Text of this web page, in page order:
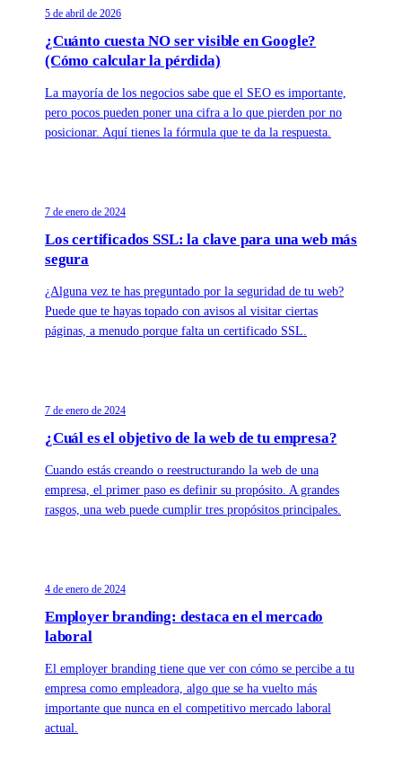
5 de abril de 2026
¿Cuánto cuesta NO ser visible en Google?
(Cómo calcular la pérdida)
La mayoría de los negocios sabe que el SEO es importante,
pero pocos pueden poner una cifra a lo que pierden por no
posicionar. Aquí tienes la fórmula que te da la respuesta.
7 de enero de 2024
Los certificados SSL: la clave para una web más
segura
¿Alguna vez te has preguntado por la seguridad de tu web?
Puede que te hayas topado con avisos al visitar ciertas
páginas, a menudo porque falta un certificado SSL.
7 de enero de 2024
¿Cuál es el objetivo de la web de tu empresa?
Cuando estás creando o reestructurando la web de una
empresa, el primer paso es definir su propósito. A grandes
rasgos, una web puede cumplir tres propósitos principales.
4 de enero de 2024
Employer branding: destaca en el mercado
laboral
El employer branding tiene que ver con cómo se percibe a tu
empresa como empleadora, algo que se ha vuelto más
importante que nunca en el competitivo mercado laboral
actual.